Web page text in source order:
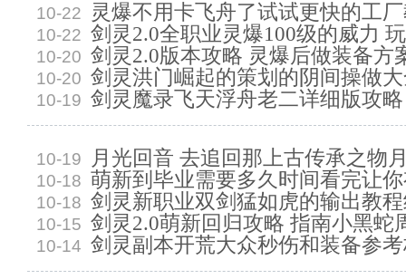
10-22 灵爆不用卡飞舟了试试更快的工
10-22 剑灵2.0全职业灵爆100级的威力
10-20 剑灵2.0版本攻略 灵爆后做装备方
10-20 剑灵洪门崛起的策划的阴间操做
10-19 剑灵魔录飞天浮舟老二详细版攻略
10-19 月光回音 去追回那上古传承之物
10-18 萌新到毕业需要多久时间看完让
10-18 剑灵新职业双剑猛如虎的输出教
10-15 剑灵2.0萌新回归攻略 指南小黑蛇
10-14 剑灵副本开荒大众秒伤和装备参